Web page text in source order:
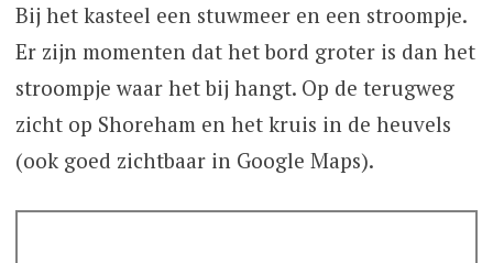
Bij het kasteel een stuwmeer en een stroompje.
Er zijn momenten dat het bord groter is dan het
stroompje waar het bij hangt. Op de terugweg
zicht op Shoreham en het kruis in de heuvels
(ook goed zichtbaar in Google Maps).